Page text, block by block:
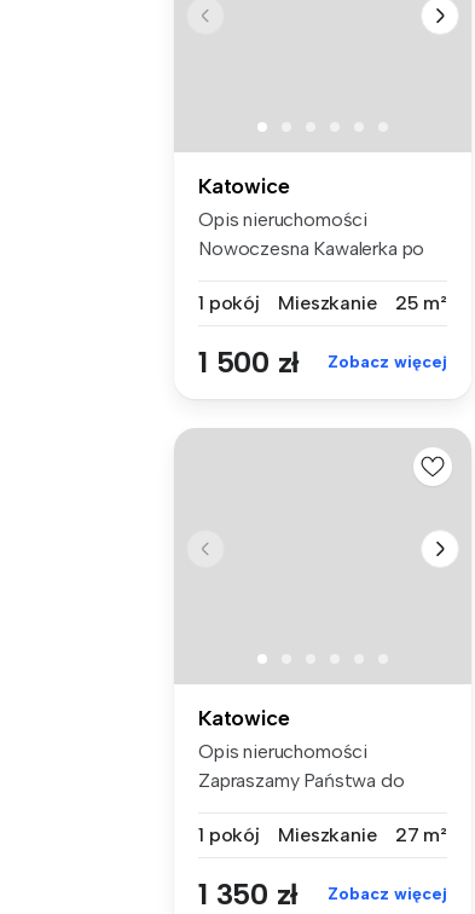
Katowice
Opis nieruchomości
Nowoczesna Kawalerka po
1 pokój
Mieszkanie 25 m²
1 500 zł Zobacz więcej
Katowice
Opis nieruchomości
Zapraszamy Państwa do
1 pokój
Mieszkanie 27 m²
1 350 zł Zobacz więcej